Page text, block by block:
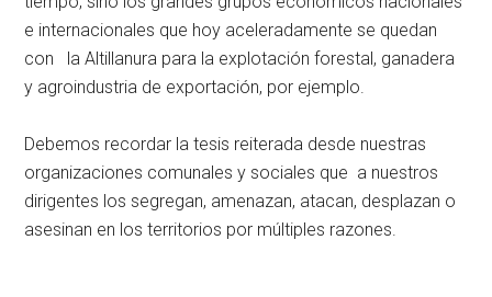
e internacionales que hoy aceleradamente se quedan
con la Altillanura para la explotación forestal, ganadera
y agroindustria de exportación, por ejemplo.
Debemos recordar la tesis reiterada desde nuestras
organizaciones comunales y sociales que a nuestros
dirigentes los segregan, amenazan, atacan, desplazan o
asesinan en los territorios por múltiples razones.